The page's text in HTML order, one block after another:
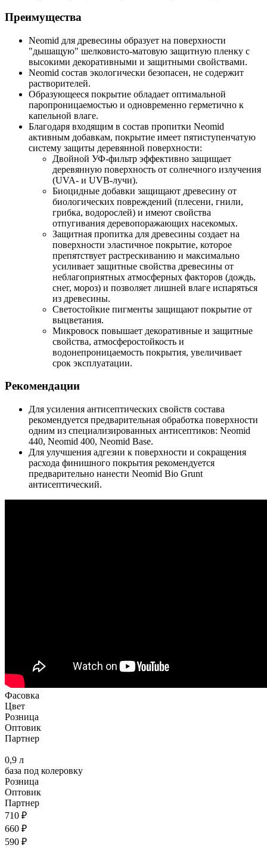
Преимущества
Neomid для древесины образует на поверхности
"дышащую" шелковисто-матовую защитную пленку с
высокими декоративными и защитными свойствами.
Neomid состав экологически безопасен, не содержит
растворителей.
Образующееся покрытие обладает оптимальной
паропроницаемостью и одновременно герметично к
капельной влаге.
Благодаря входящим в состав пропитки Neomid
активным добавкам, покрытие имеет пятиступенчатую
систему защиты деревянной поверхности:
Двойной УФ-фильтр эффективно защищает
деревянную поверхность от солнечного излучения
(UVA- и UVB-лучи).
Биоцидные добавки защищают древесину от
биологических повреждений (плесени, гнили,
грибка, водорослей) и имеют свойства
отпугивания деревопоражающих насекомых.
Защитная пропитка для древесины создает на
поверхности эластичное покрытие, которое
препятствует растрескиванию и максимально
усиливает защитные свойства древесины от
неблагоприятных атмосферных факторов (дождь,
снег, мороз) и позволяет лишней влаге испаряться
из древесины.
Светостойкие пигменты защищают покрытие от
выцветания.
Микровоск повышает декоративные и защитные
свойства, атмосферостойкость и
водонепроницаемость покрытия, увеличивает
срок эксплуатации.
Рекомендации
Для усиления антисептических свойств состава
рекомендуется предварительная обработка поверхности
одним из специализированных антисептиков: Neomid
440, Neomid 400, Neomid Base.
Для улучшения адгезии к поверхности и сокращения
расхода финишного покрытия рекомендуется
предварительно нанести Neomid Bio Grunt
антисептический.
Фасовка
Цвет
Розница
Оптовик
Партнер
0,9 л
база под колеровку
Розница
Оптовик
Партнер
710 ₽
660 ₽
590 ₽